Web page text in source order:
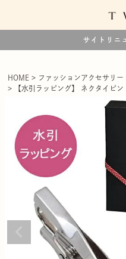
サイトリニ
HOME ファッションアクセサリー
【水引ラッピング】 ネクタイピ